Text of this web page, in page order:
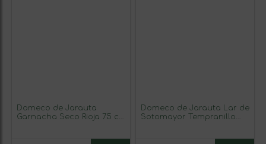
Domeco de Jarauta
Garnacha Seco Rioja 75 cl
Domeco de Jarauta Lar de
Sotomayor Tempranillo